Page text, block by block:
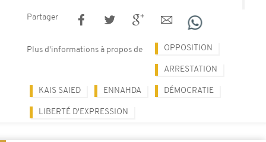
Partager
Plus d'informations à propos de OPPOSITION
ARRESTATION
KAIS SAIED ENNAHDA DÉMOCRATIE
LIBERTÉ D'EXPRESSION